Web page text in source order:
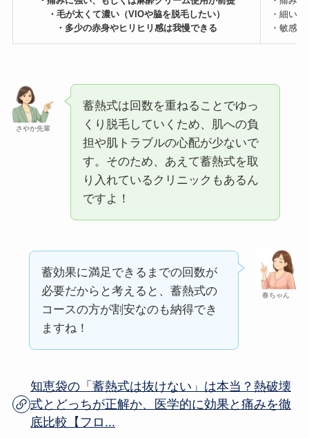
・毛が太くて濃い（VIOや脇を脱毛したい）
・多少の赤身やヒリヒリ感は我慢できる
・細い
・敏感
さやか先輩
蓄熱式は回数を重ねることでゆっ
くり脱毛していくため、肌への負
担や肌トラブルの心配が少ないで
す。そのため、あえて蓄熱式を取
り入れているクリニックもあるん
ですよ！
春ちゃん
蓄効果に満足できるまでの回数が
必要だからと考えると、蓄熱式の
コースの方が割安なのも納得でき
ますね！
知恵袋の「蓄熱式は抜けない」は本当？熱破壊
式とどっちが正解か、医学的に効果と痛みを徹
底比較【フロ...